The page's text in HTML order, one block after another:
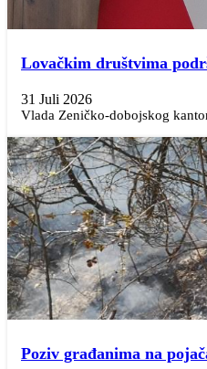
Lovačkim društvima
31 Juli 2026
Vlada Zeničko-dobojskog
Poziv građanima na